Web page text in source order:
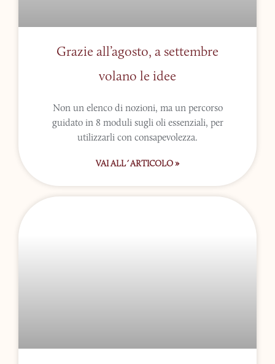
Grazie all’agosto, a settembre
volano le idee
Non un elenco di nozioni, ma un percorso
guidato in 8 moduli sugli oli essenziali, per
utilizzarli con consapevolezza.
VAI ALL´ARTICOLO »